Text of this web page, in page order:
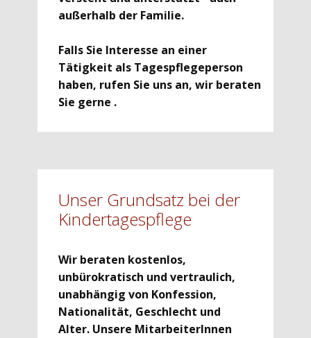
außerhalb der Familie.
Falls Sie Interesse an einer
Tätigkeit als Tagespflegeperson
haben, rufen Sie uns an, wir beraten
Sie gerne .
Unser Grundsatz bei der
Kindertagespflege
Wir beraten kostenlos,
unbürokratisch und vertraulich,
unabhängig von Konfession,
Nationalität, Geschlecht und
Alter. Unsere MitarbeiterInnen